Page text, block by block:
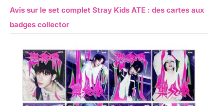
Avis sur le set complet Stray Kids ATE : des cartes aux
badges collector